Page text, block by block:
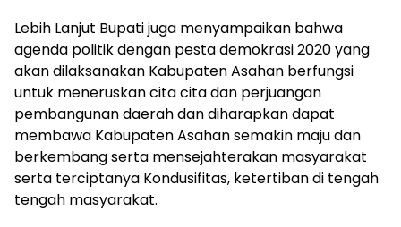
Lebih Lanjut Bupati juga menyampaikan bahwa
agenda politik dengan pesta demokrasi 2020 yang
akan dilaksanakan Kabupaten Asahan berfungsi
untuk meneruskan cita cita dan perjuangan
pembangunan daerah dan diharapkan dapat
membawa Kabupaten Asahan semakin maju dan
berkembang serta mensejahterakan masyarakat
serta terciptanya Kondusifitas, ketertiban di tengah
tengah masyarakat.